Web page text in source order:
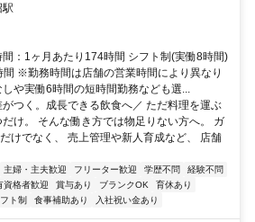
駅
：1ヶ月あたり174時間 シフト制(実働8時間)
※勤務時間は店舗の営業時間により異なり
や実働6時間の短時間勤務なども選...
つく。成長できる飲食へ／ ただ料理を運ぶ
け。 そんな働き方では物足りない方へ。 ガ
けでなく、 売上管理や新人育成など、 店舗
主婦・主夫歓迎 フリーター歓迎 学歴不問
経験不問
資格者歓迎 賞与あり ブランクOK
育休あり
ト制 食事補助あり 入社祝い金あり